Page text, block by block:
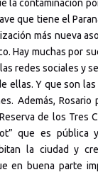
la contaminación
que tiene el
más nueva
Hay muchas por
redes sociales y
ellas. Y que son
Además, Rosario
de los Tres
que es
la ciudad y
en buena parte